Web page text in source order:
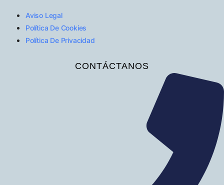
Aviso Legal
Política De Cookies
Política De Privacidad
CONTÁCTANOS